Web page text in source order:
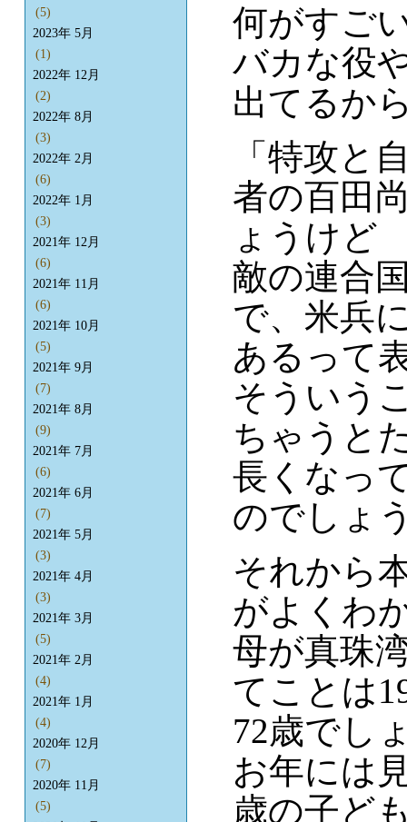
何がすご
バカな役
出てるか
「特攻と
者の百田
ょうけど
敵の連合
で、米兵
あるって
そういう
ちゃうと
長くなっ
のでしょ
それから
がよくわ
母が真珠
てことは
72歳でし
お年には
歳の子ど
(5)
2023年 5月
(1)
2022年 12月
(2)
2022年 8月
(3)
2022年 2月
(6)
2022年 1月
(3)
2021年 12月
(6)
2021年 11月
(6)
2021年 10月
(5)
2021年 9月
(7)
2021年 8月
(9)
2021年 7月
(6)
2021年 6月
(7)
2021年 5月
(3)
2021年 4月
(3)
2021年 3月
(5)
2021年 2月
(4)
2021年 1月
(4)
2020年 12月
(7)
2020年 11月
(5)